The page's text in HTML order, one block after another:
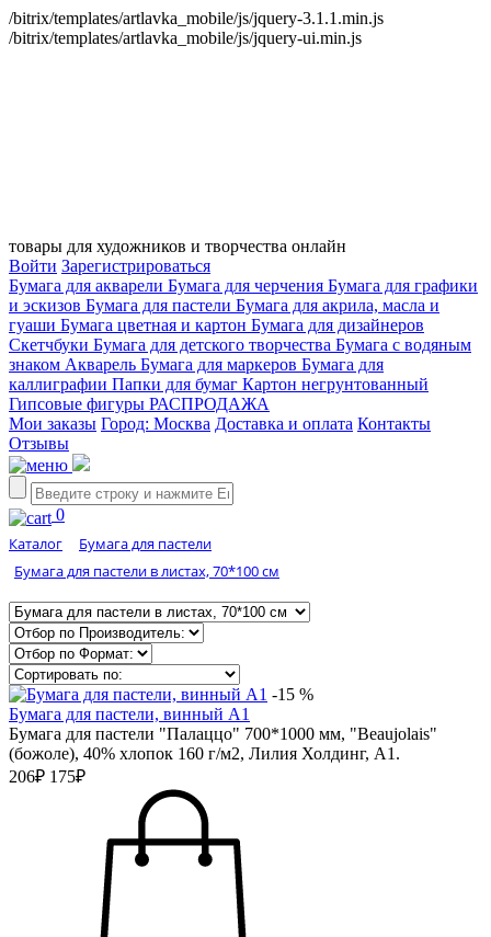
/bitrix/templates/artlavka_mobile/js/jquery-3.1.1.min.js
/bitrix/templates/artlavka_mobile/js/jquery-ui.min.js
товары для художников и творчества онлайн
Войти Зарегистрироваться
Бумага для акварели Бумага для черчения Бумага для графики
и эскизов Бумага для пастели Бумага для акрила, масла и
гуаши Бумага цветная и картон Бумага для дизайнеров
Скетчбуки Бумага для детского творчества Бумага с водяным
знаком Акварель Бумага для маркеров Бумага для
каллиграфии Папки для бумаг Картон негрунтованный
Гипсовые фигуры РАСПРОДАЖА
Мои заказы Город: Москва Доставка и оплата Контакты
Отзывы
0
Каталог
Бумага для пастели
Бумага для пастели в листах, 70*100 см
-15 %
Бумага для пастели, винный А1
Бумага для пастели "Палаццо" 700*1000 мм, "Beaujolais"
(божоле), 40% хлопок 160 г/м2, Лилия Холдинг, А1.
206₽ 175₽